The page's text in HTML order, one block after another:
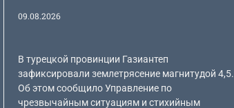
09.08.2026
В турецкой провинции Газиантеп
зафиксировали землетрясение магнитудой 4,5.
Об этом сообщило Управление по
чрезвычайным ситуациям и стихийным